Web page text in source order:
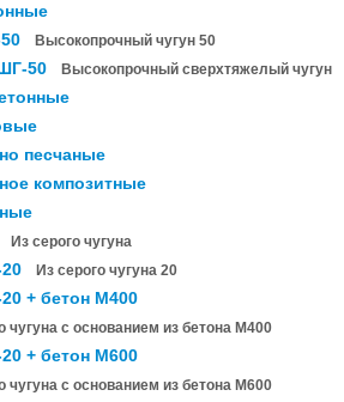
Высокопрочный чугун 50
50 Высокопрочный сверхтяжелый чугун
песчаные
композитные
Из серого чугуна
Из серого чугуна 20
+ бетон М400
чугуна с основанием из бетона М400
+ бетон М600
чугуна с основанием из бетона М600